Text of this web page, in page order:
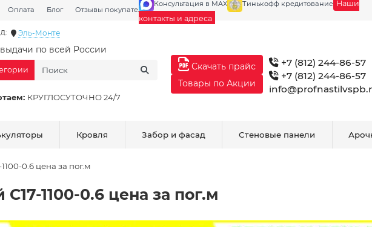
Оплата Блог Отзывы покупателей Галерея
Консультация в MAX Тинькофф кредитование Наши
контакты и адреса
Эль-Монте
по всей России
КРУГЛОСУТОЧНО 24/7
Скачать прайс
Товары по Акции
+7 (812) 244-86-57
+7 (812) 244-86-57
Кровля Забор и фасад Стеновые панели
0.6 цена за пог.м
1100-0.6 цена за пог.м